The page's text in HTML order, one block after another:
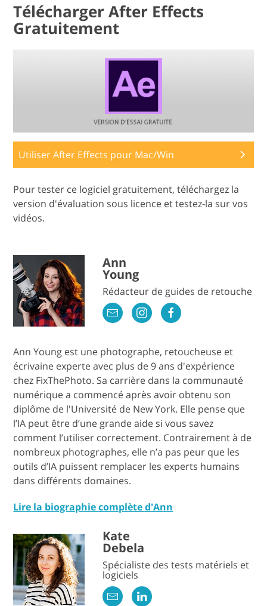
Télécharger After Effects
Gratuitement
Utiliser After Effects pour Mac/Win
Pour tester ce logiciel gratuitement, téléchargez la
version d'évaluation sous licence et testez-la sur vos
vidéos.
Ann
Young
Rédacteur de guides de retouche
Ann Young est une photographe, retoucheuse et
écrivaine experte avec plus de 9 ans d'expérience
chez FixThePhoto. Sa carrière dans la communauté
numérique a commencé après avoir obtenu son
diplôme de l'Université de New York. Elle pense que
l’IA peut être d’une grande aide si vous savez
comment l’utiliser correctement. Contrairement à de
nombreux photographes, elle n’a pas peur que les
outils d’IA puissent remplacer les experts humains
dans différents domaines.
Lire la biographie complète d'Ann
Kate
Debela
Spécialiste des tests matériels et
logiciels